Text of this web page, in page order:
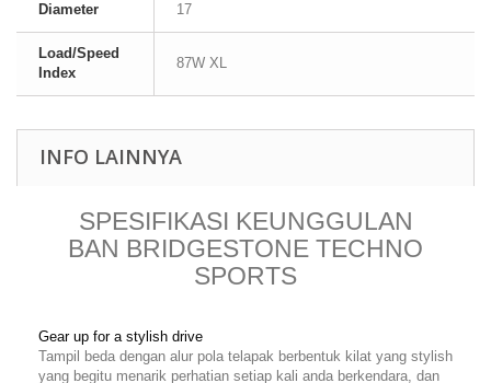
Diameter 17
Load/Speed
Index
87W XL
INFO LAINNYA
SPESIFIKASI KEUNGGULAN
BAN BRIDGESTONE TECHNO
SPORTS
Gear up for a stylish drive
Tampil beda dengan alur pola telapak berbentuk kilat yang stylish
yang begitu menarik perhatian setiap kali anda berkendara, dan